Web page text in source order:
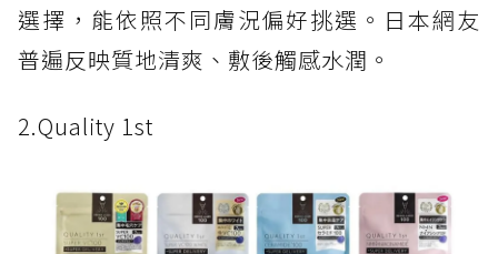
選擇，能依照不同膚況偏好挑選。日本網友
普遍反映質地清爽、敷後觸感水潤。
2.Quality 1st